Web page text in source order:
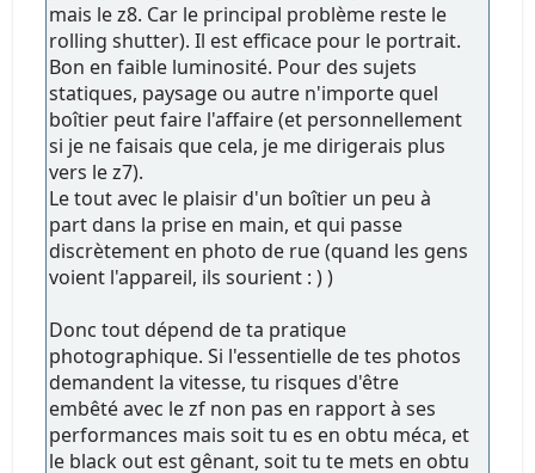
mais le z8. Car le principal problème reste le
rolling shutter). Il est efficace pour le portrait.
Bon en faible luminosité. Pour des sujets
statiques, paysage ou autre n'importe quel
boîtier peut faire l'affaire (et personnellement
si je ne faisais que cela, je me dirigerais plus
vers le z7).
Le tout avec le plaisir d'un boîtier un peu à
part dans la prise en main, et qui passe
discrètement en photo de rue (quand les gens
voient l'appareil, ils sourient : ) )
Donc tout dépend de ta pratique
photographique. Si l'essentielle de tes photos
demandent la vitesse, tu risques d'être
embêté avec le zf non pas en rapport à ses
performances mais soit tu es en obtu méca, et
le black out est gênant, soit tu te mets en obtu